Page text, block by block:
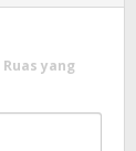
Ruas yang